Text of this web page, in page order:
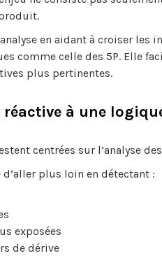
en aidant à croiser
comme celle des 5P. Elle
plus pertinentes.
réactive à une
centrées sur l’analyse
plus loin en détectant :
exposées
de dérive